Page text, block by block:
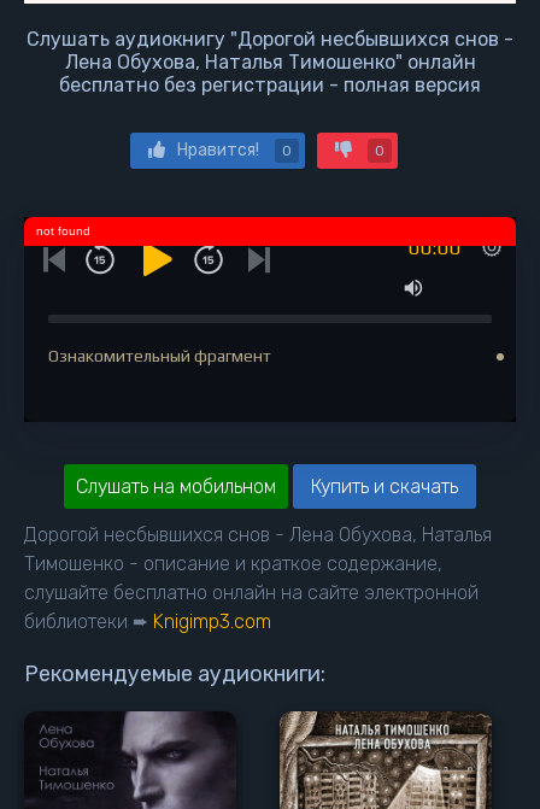
Слушать аудиокнигу "Дорогой несбывшихся снов -
Лена Обухова, Наталья Тимошенко" онлайн
бесплатно без регистрации - полная версия
Нравится! 0 0
00:00
Ознакомительный фрагмент
not found
Слушать на мобильном Купить и скачать
Дорогой несбывшихся снов - Лена Обухова, Наталья
Тимошенко - описание и краткое содержание,
слушайте бесплатно онлайн на сайте электронной
библиотеки ➨ Knigimp3.com
Рекомендуемые аудиокниги: